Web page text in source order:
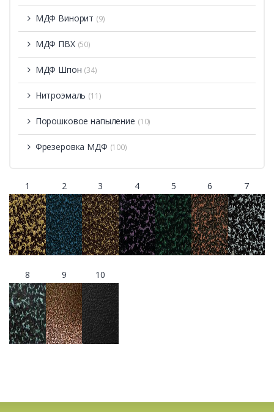
МДФ Винорит (9)
МДФ ПВХ (50)
МДФ Шпон (34)
Нитроэмаль (11)
Порошковое напыление (10)
Фрезеровка МДФ (100)
1 2 3 4 5 6 7
8 9 10